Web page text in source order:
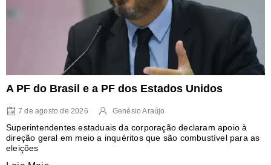
A PF do Brasil e a PF dos Estados Unidos
7 de agosto de 2026 Genésio Araújo
Superintendentes estaduais da corporação declaram apoio à
direção geral em meio a inquéritos que são combustível para as
eleições